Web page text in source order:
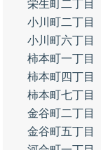
栄生町二丁目
小川町二丁目
小川町六丁目
柿本町一丁目
柿本町四丁目
柿本町七丁目
金谷町二丁目
金谷町五丁目